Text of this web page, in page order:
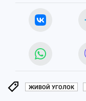
ЖИВОЙ УГОЛОК